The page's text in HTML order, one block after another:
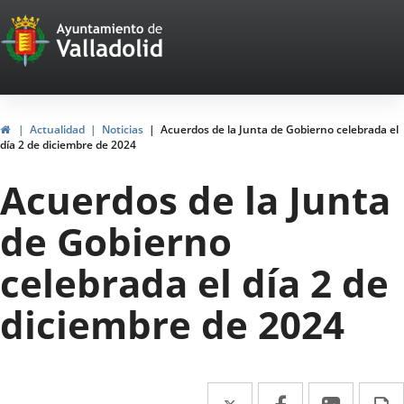
Portal
Web
del
Ayuntamiento
de
Valladolid
HomeActualidad Noticias
Acuerdos de la Junta de Gobierno celebrada el
día 2 de diciembre de 2024
Acuerdos de la Junta
de Gobierno
celebrada el día 2 de
diciembre de 2024
Twitter
Enlace Facebook
EnlaceEnlace